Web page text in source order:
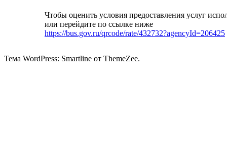
Чтобы оценить условия предоставления услуг
или перейдите по ссылке ниже
https://bus.gov.ru/qrcode/rate/432732?agencyId=206425
Тема WordPress: Smartline от ThemeZee.